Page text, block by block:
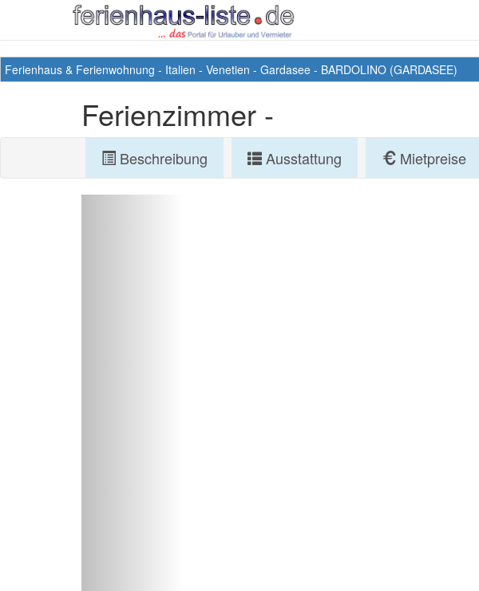
Ferienhaus & Ferienwohnung - Italien - Venetien - Gardasee - BARDOLINO (GARDASEE)
Ferienzimmer -
Beschreibung Ausstattung Mietpreise